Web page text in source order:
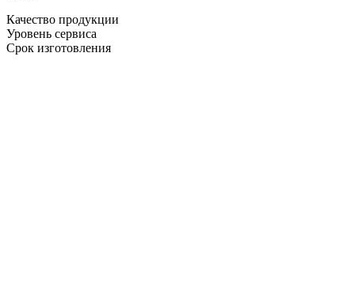
Качество продукции
Уровень сервиса
Срок изготовления